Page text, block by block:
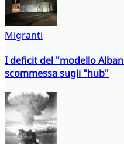
Migranti
I deficit del "modello
scommessa sugli "hub"